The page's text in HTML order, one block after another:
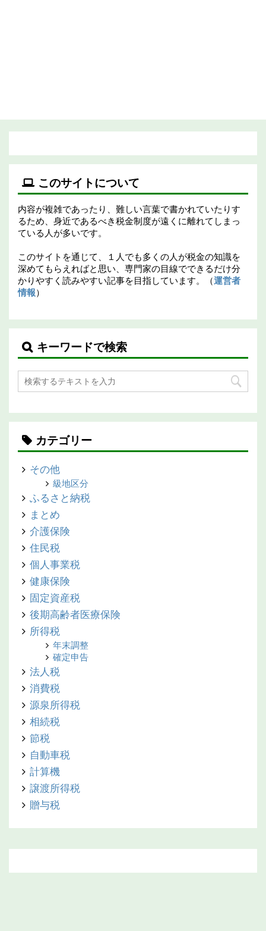
このサイトについて
内容が複雑であったり、難しい言葉で書かれていたりす
るため、身近であるべき税金制度が遠くに離れてしまっ
ている人が多いです。
このサイトを通じて、１人でも多くの人が税金の知識を
深めてもらえればと思い、専門家の目線でできるだけ分
かりやすく読みやすい記事を目指しています。（運営者
情報）
キーワードで検索
カテゴリー
その他
級地区分
ふるさと納税
まとめ
介護保険
住民税
個人事業税
健康保険
固定資産税
後期高齢者医療保険
所得税
年末調整
確定申告
法人税
消費税
源泉所得税
相続税
節税
自動車税
計算機
譲渡所得税
贈与税